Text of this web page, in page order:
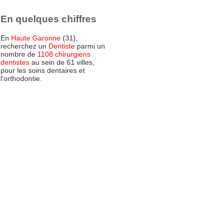
En quelques chiffres
En Haute Garonne (31),
recherchez un Dentiste parmi un
nombre de 1108 chirurgiens
dentistes au sein de 61 villes,
pour les soins dentaires et
l'orthodontie.